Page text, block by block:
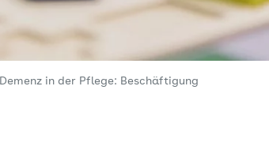
Demenz in der Pflege: Beschäftigung